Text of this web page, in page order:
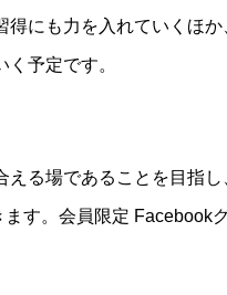
にも力を入れていくほ
予定です。
える場であることを目指
す。会員限定 Facebook